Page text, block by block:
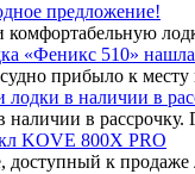
предложение!
«Феникс 510» нашла
прибыло к месту
лодки в наличии в
в
KOVE 800X PRO
доступный к